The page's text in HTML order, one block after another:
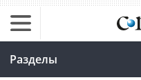
Разделы